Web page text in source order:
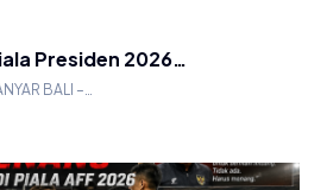
Presiden 2026…
BALI –…